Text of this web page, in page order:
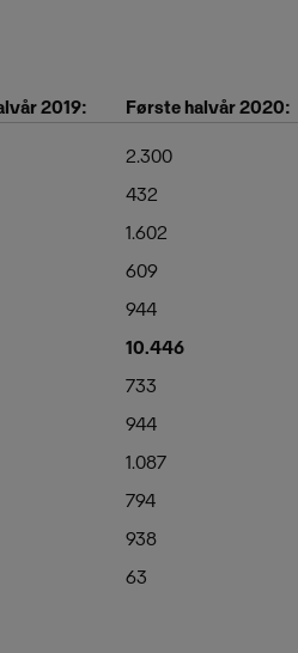
2019: Første halvår 2020:
2.300
432
1.602
609
944
10.446
733
944
1.087
794
938
63